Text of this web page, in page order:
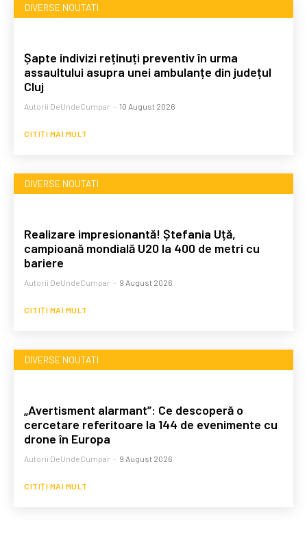
DIVERSE NOUTATI
Șapte indivizi reținuți preventiv în urma
assaultului asupra unei ambulanțe din județul
Cluj
Autorii DeUndeCumpar - 10 August 2026
CITIȚI MAI MULT
DIVERSE NOUTATI
Realizare impresionantă! Ștefania Uță,
campioană mondială U20 la 400 de metri cu
bariere
Autorii DeUndeCumpar - 9 August 2026
CITIȚI MAI MULT
DIVERSE NOUTATI
„Avertisment alarmant”: Ce descoperă o
cercetare referitoare la 144 de evenimente cu
drone în Europa
Autorii DeUndeCumpar - 9 August 2026
CITIȚI MAI MULT